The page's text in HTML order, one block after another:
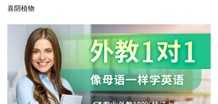
喜阴植物